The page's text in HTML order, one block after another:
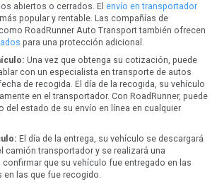
abiertos o cerrados. El envío en transportador
popular y rentable. Las compañías de
RoadRunner Auto Transport también ofrecen
para una protección adicional.
Una vez que obtenga su cotización, puede
con un especialista en transporte de autos
de recogida. El día de la recogida, su vehículo
en el transportador. Con RoadRunner, puede
del estado de su envío en línea en cualquier
El día de la entrega, su vehículo se descargará
camión transportador y se realizará una
que su vehículo fue entregado en las
las que fue recogido.